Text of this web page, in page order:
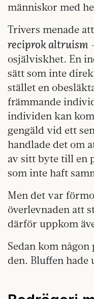
människor med
Trivers menade
reciprok altruism
osjälviskhet. En
sätt som inte
stället en
främmande
individen kan
gengäld vid ett
handlade det om
av sitt byte till en
som inte haft
Men det var
överlevnaden att
därför uppkom
Sedan kom
den. Bluffen hade